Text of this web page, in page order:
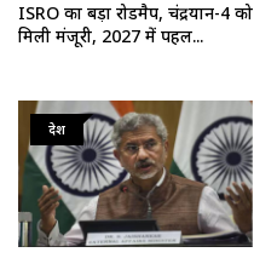
ISRO का बड़ा रोडमैप, चंद्रयान-4 को
मिली मंजूरी, 2027 में पहल...
देश